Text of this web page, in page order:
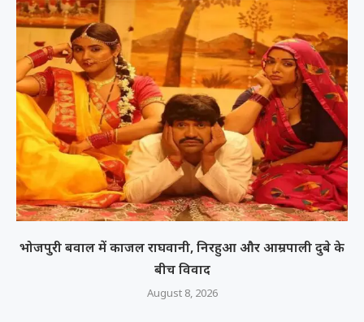
भोजपुरी बवाल में काजल राघवानी, निरहुआ और आम्रपाली दुबे के
बीच विवाद
August 8, 2026